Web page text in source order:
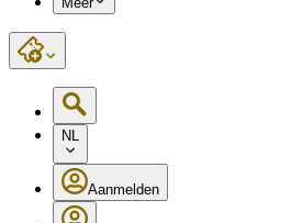
NL
Aanmelden